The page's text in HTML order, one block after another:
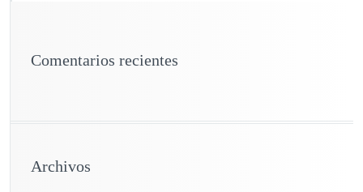
Comentarios recientes
Archivos